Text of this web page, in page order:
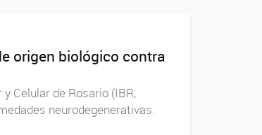
origen biológico contra
Celular de Rosario (IBR,
neurodegenerativas.